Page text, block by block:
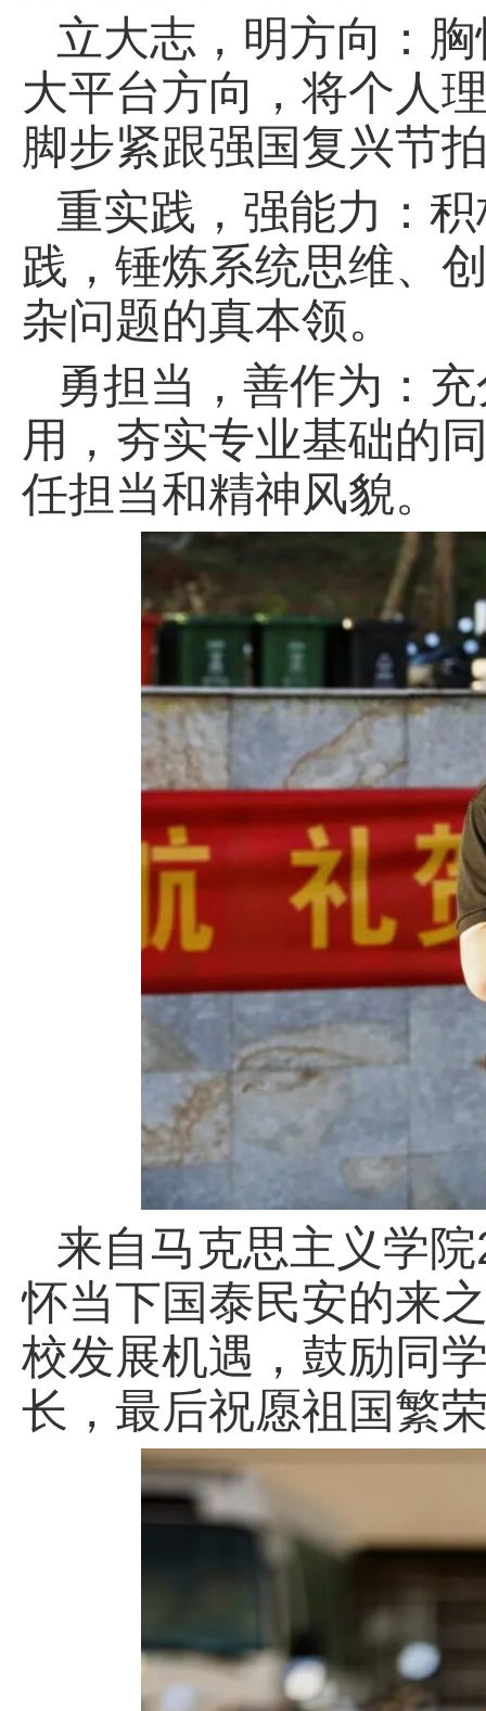
立大志，明方向：
大平台方向，将个人
脚步紧跟强国复兴节
重实践，强能力：
践，锤炼系统思维、
杂问题的真本领。
勇担当，善作为：
用，夯实专业基础的
任担当和精神风貌。
来自马克思主义学
怀当下国泰民安的来
校发展机遇，鼓励同
长，最后祝愿祖国繁